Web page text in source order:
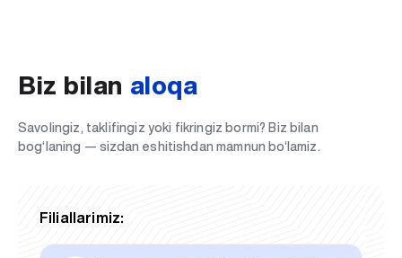
Biz bilan aloqa
Savolingiz, taklifingiz yoki fikringiz bormi? Biz bilan
bog‘laning — sizdan eshitishdan mamnun bo‘lamiz.
Filiallarimiz: